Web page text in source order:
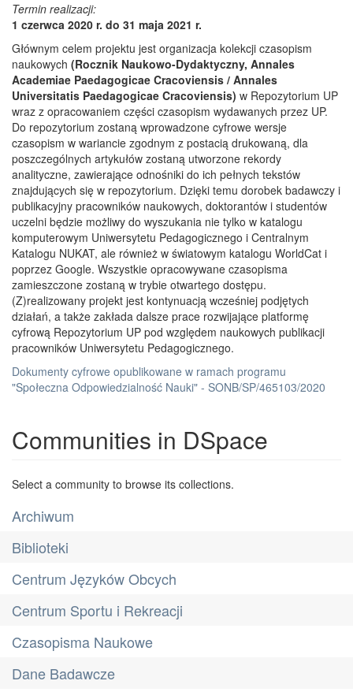
Termin realizacji:
1 czerwca 2020 r. do 31 maja 2021 r.
Głównym celem projektu jest organizacja kolekcji czasopism
naukowych (Rocznik Naukowo-Dydaktyczny, Annales
Academiae Paedagogicae Cracoviensis / Annales
Universitatis Paedagogicae Cracoviensis) w Repozytorium UP
wraz z opracowaniem części czasopism wydawanych przez UP.
Do repozytorium zostaną wprowadzone cyfrowe wersje
czasopism w wariancie zgodnym z postacią drukowaną, dla
poszczególnych artykułów zostaną utworzone rekordy
analityczne, zawierające odnośniki do ich pełnych tekstów
znajdujących się w repozytorium. Dzięki temu dorobek badawczy i
publikacyjny pracowników naukowych, doktorantów i studentów
uczelni będzie możliwy do wyszukania nie tylko w katalogu
komputerowym Uniwersytetu Pedagogicznego i Centralnym
Katalogu NUKAT, ale również w światowym katalogu WorldCat i
poprzez Google. Wszystkie opracowywane czasopisma
zamieszczone zostaną w trybie otwartego dostępu.
(Z)realizowany projekt jest kontynuacją wcześniej podjętych
działań, a także zakłada dalsze prace rozwijające platformę
cyfrową Repozytorium UP pod względem naukowych publikacji
pracowników Uniwersytetu Pedagogicznego.
Dokumenty cyfrowe opublikowane w ramach programu
"Społeczna Odpowiedzialność Nauki" - SONB/SP/465103/2020
Communities in DSpace
Select a community to browse its collections.
Archiwum
Biblioteki
Centrum Języków Obcych
Centrum Sportu i Rekreacji
Czasopisma Naukowe
Dane Badawcze